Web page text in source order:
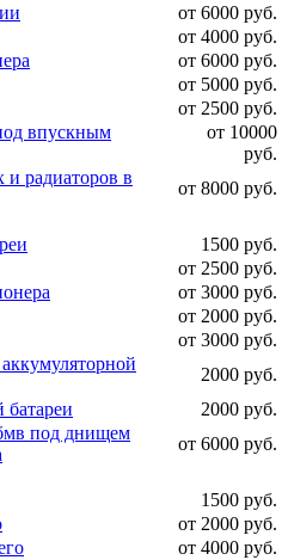
от 6000 руб.
от 4000 руб.
от 6000 руб.
от 5000 руб.
от 2500 руб.
впускным
от 10000
руб.
и радиаторов в
от 8000 руб.
1500 руб.
от 2500 руб.
от 3000 руб.
от 2000 руб.
от 3000 руб.
2000 руб.
батареи
2000 руб.
под днищем
от 6000 руб.
1500 руб.
от 2000 руб.
от 4000 руб.